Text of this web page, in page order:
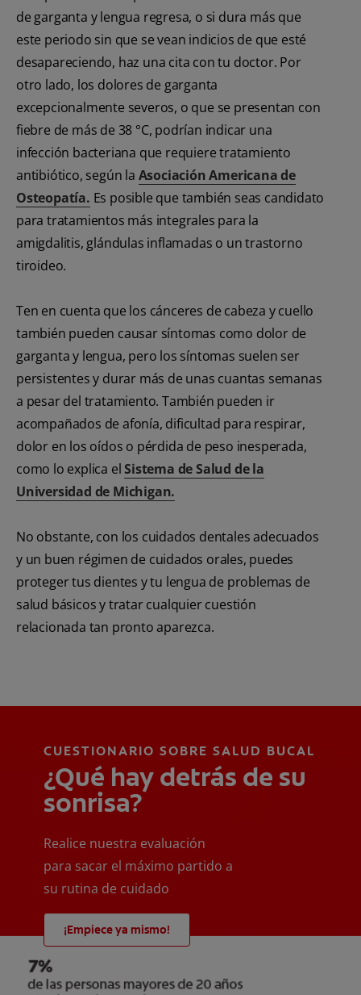
de garganta y lengua regresa, o si dura más que
este periodo sin que se vean indicios de que esté
desapareciendo, haz una cita con tu doctor. Por
otro lado, los dolores de garganta
excepcionalmente severos, o que se presentan con
fiebre de más de 38 °C, podrían indicar una
infección bacteriana que requiere tratamiento
antibiótico, según la Asociación Americana de
Osteopatía. Es posible que también seas candidato
para tratamientos más integrales para la
amigdalitis, glándulas inflamadas o un trastorno
tiroideo.
Ten en cuenta que los cánceres de cabeza y cuello
también pueden causar síntomas como dolor de
garganta y lengua, pero los síntomas suelen ser
persistentes y durar más de unas cuantas semanas
a pesar del tratamiento. También pueden ir
acompañados de afonía, dificultad para respirar,
dolor en los oídos o pérdida de peso inesperada,
como lo explica elSistema de Salud de la
Universidad de Michigan.
No obstante, con los cuidados dentales adecuados
y un buen régimen de cuidados orales, puedes
proteger tus dientes y tu lengua de problemas de
salud básicos y tratar cualquier cuestión
relacionada tan pronto aparezca.
CUESTIONARIO SOBRE SALUD BUCAL
¿Qué hay detrás de su
sonrisa?
Realice nuestra evaluación
para sacar el máximo partido a
su rutina de cuidado
¡Empiece ya mismo!